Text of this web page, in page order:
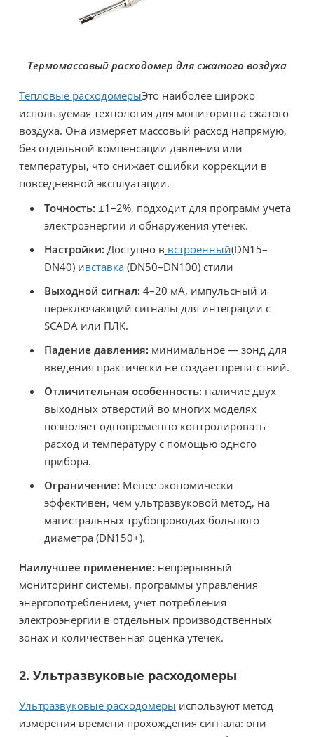
Термомассовый расходомер для сжатого воздуха
Тепловые расходомерыЭто наиболее широко
используемая технология для мониторинга сжатого
воздуха. Она измеряет массовый расход напрямую,
без отдельной компенсации давления или
температуры, что снижает ошибки коррекции в
повседневной эксплуатации.
Точность: ±1–2%, подходит для программ учета
электроэнергии и обнаружения утечек.
Настройки: Доступно в встроенный(DN15–
DN40) ивставка(DN50–DN100) стили
Выходной сигнал: 4–20 мА, импульсный и
переключающий сигналы для интеграции с
SCADA или ПЛК.
Падение давления: минимальное — зонд для
введения практически не создает препятствий.
Отличительная особенность: наличие двух
выходных отверстий во многих моделях
позволяет одновременно контролировать
расход и температуру с помощью одного
прибора.
Ограничение: Менее экономически
эффективен, чем ультразвуковой метод, на
магистральных трубопроводах большого
диаметра (DN150+).
Наилучшее применение: непрерывный
мониторинг системы, программы управления
энергопотреблением, учет потребления
электроэнергии в отдельных производственных
зонах и количественная оценка утечек.
2. Ультразвуковые расходомеры
Ультразвуковые расходомеры используют метод
измерения времени прохождения сигнала: они